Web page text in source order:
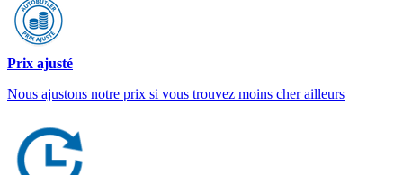
Prix ajusté
Nous ajustons notre prix si vous trouvez moins cher ailleurs